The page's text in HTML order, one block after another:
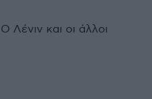
Λένιν και οι άλλοι